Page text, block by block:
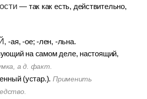
— так как есть, действительно,
-ая, -ое; -лен, -льна.
на самом деле, настоящий,
а д. факт.
(устар.). Применить